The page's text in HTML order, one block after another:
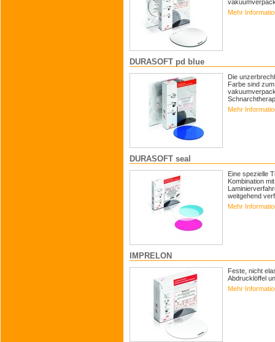
Mehr
DURASOFT pd blue
Die
Farbe sind
Mehr
DURASOFT seal
Eine spezielle
Kombination
weitgehend
Mehr
IMPRELON
Feste, nicht
Abdrucklöffel
Mehr